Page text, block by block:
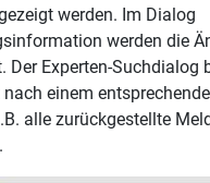
werden. Im Dialog
werden die
Der Experten-Suchdialog
einem
alle zurückgestellte